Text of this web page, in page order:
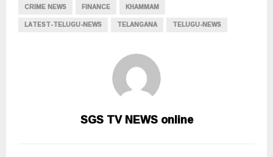
CRIME NEWS FINANCE
KHAMMAM
LATEST-TELUGU-NEWS
TELANGANA TELUGU-NEWS
SGS TV NEWS online